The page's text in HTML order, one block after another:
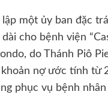
một ủy ban đặc
cho bệnh viện
do Thánh Piô
nợ ước tính từ
phục vụ bệnh